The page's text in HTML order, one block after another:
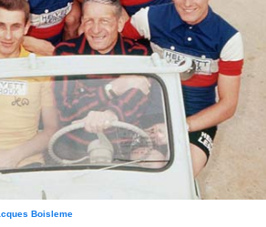
Boisleme